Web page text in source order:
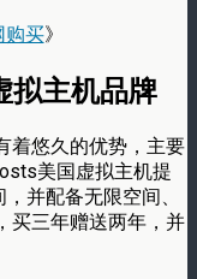
购买》
拟主机品牌
着悠久的优势，主要
美国虚拟主机提
并配备无限空间、
买三年赠送两年，并